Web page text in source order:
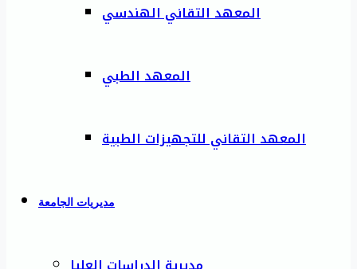
المعهد التقاني الهندسي
المعهد الطبي
المعهد التقاني للتجهيزات الطبية
مديريات الجامعة